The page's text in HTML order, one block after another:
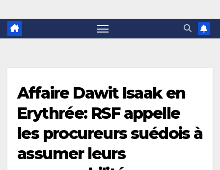
Affaire Dawit Isaak en
Erythrée: RSF appelle
les procureurs suédois à
assumer leurs